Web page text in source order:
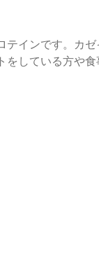
インです。カゼ
をしている方や